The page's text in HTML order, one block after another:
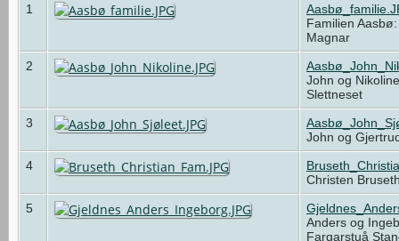
1
Familien
Magnar
2
John og
Slettneset
3
John og
4
Christen
5
Anders og
Fargarstuå